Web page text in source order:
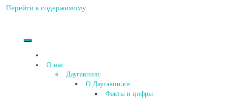
Перейти к содержимому
О нас
Даугавпилс
О Даугавпилсе
Факты и цифры